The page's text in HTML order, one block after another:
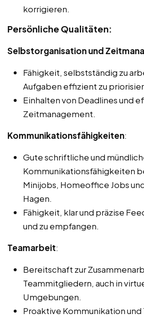
korrigieren.
Persönliche Qualitäten:
Selbstorganisation und
Fähigkeit, selbstständig zu
Aufgaben effizient zu
Einhalten von Deadlines und
Zeitmanagement.
Kommunikationsfähigkeiten:
Gute schriftliche und
Kommunikationsfähigkeiten
Minijobs, Homeoffice Jobs
Hagen.
Fähigkeit, klar und präzise
und zu empfangen.
Teamarbeit:
Bereitschaft zur
Teammitgliedern, auch in
Umgebungen.
Proaktive Kommunikation und